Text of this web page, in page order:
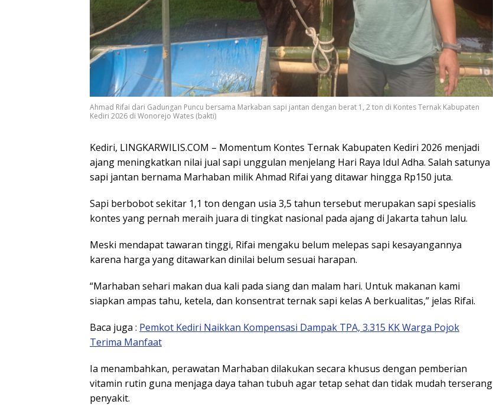
Ahmad Rifai dari Gadungan Puncu bersama Markaban sapi jantan dengan berat 1, 2 ton di Kontes Ternak Kabupaten
Kediri 2026 di Wonorejo Wates (bakti)
Kediri, LINGKARWILIS.COM – Momentum Kontes Ternak Kabupaten Kediri 2026 menjadi
ajang meningkatkan nilai jual sapi unggulan menjelang Hari Raya Idul Adha. Salah satunya
sapi jantan bernama Marhaban milikAhmad Rifai yang ditawar hingga Rp150 juta.
Sapi berbobot sekitar 1,1 ton dengan usia 3,5 tahun tersebut merupakan sapi spesialis
kontes yang pernah meraih juara di tingkat nasional pada ajang di Jakarta tahun lalu.
Meski mendapat tawaran tinggi, Rifai mengaku belum melepas sapi kesayangannya
karena harga yang ditawarkan dinilai belum sesuai harapan.
“Marhaban sehari makan dua kali pada siang dan malam hari. Untuk makanan kami
siapkan ampas tahu, ketela, dan konsentrat ternak sapi kelas A berkualitas,” jelas Rifai.
Baca juga : Pemkot Kediri Naikkan Kompensasi Dampak TPA, 3.315 KK Warga Pojok
Terima Manfaat
Ia menambahkan, perawatan Marhaban dilakukan secara khusus dengan pemberian
vitamin rutin guna menjaga daya tahan tubuh agar tetap sehat dan tidak mudah terserang
penyakit.